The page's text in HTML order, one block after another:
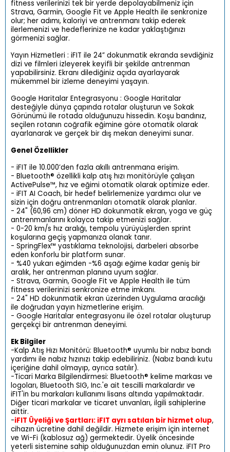
fitness verilerinizi tek bir yerde depolayabilmeniz için
Strava, Garmin, Google Fit ve Apple Health ile senkronize
olur; her adımı, kaloriyi ve antrenmanı takip ederek
ilerlemenizi ve hedeflerinize ne kadar yaklaştığınızı
görmenizi sağlar.
Yayın Hizmetleri : iFIT ile 24” dokunmatik ekranda sevdiğiniz
dizi ve filmleri izleyerek keyifli bir şekilde antrenman
yapabilirsiniz. Ekranı dilediğiniz açıda ayarlayarak
mükemmel bir izleme deneyimi yaşayın.
Google Haritalar Entegrasyonu : Google Haritalar
desteğiyle dünya çapında rotalar oluşturun ve Sokak
Görünümü ile rotada olduğunuzu hissedin. Koşu bandınız,
seçilen rotanın coğrafik eğimine göre otomatik olarak
ayarlanarak ve gerçek bir dış mekan deneyimi sunar.
Genel Özellikler
- iFIT ile 10.000’den fazla akıllı antrenmana erişim.
- Bluetooth® özellikli kalp atış hızı monitörüyle çalışan
ActivePulse™, hız ve eğimi otomatik olarak optimize eder.
- iFIT AI Coach, bir hedef belirlemenize yardımcı olur ve
sizin için doğru antrenmanları otomatik olarak planlar.
- 24" (60,96 cm) döner HD dokunmatik ekran, yoga ve güç
antrenmanlarını kolayca takip etmenizi sağlar.
- 0-20 km/s hız aralığı, tempolu yürüyüşlerden sprint
koşularına geçiş yapmanıza olanak tanır.
- SpringFlex™ yastıklama teknolojisi, darbeleri absorbe
eden konforlu bir platform sunar.
- %40 yukarı eğimden -%6 aşağı eğime kadar geniş bir
aralık, her antrenman planına uyum sağlar.
- Strava, Garmin, Google Fit ve Apple Health ile tüm
fitness verilerinizi senkronize etme imkanı.
- 24" HD dokunmatik ekran üzerinden Uygulama aracılığı
ile doğrudan yayın hizmetlerine erişim.
- Google Haritalar entegrasyonu ile özel rotalar oluşturup
gerçekçi bir antrenman deneyimi.
Ek Bilgiler
-Kalp Atış Hızı Monitörü: Bluetooth® uyumlu bir nabız bandı
yardımı ile nabız hızınızı takip edebiliriniz. (Nabız bandı kutu
içeriğine dahil olmayıp, ayrıca satılır).
-Ticari Marka Bilgilendirmesi: Bluetooth®️ kelime markası ve
logoları, Bluetooth SIG, Inc.'e ait tescilli markalardır ve
iFIT'in bu markaları kullanımı lisans altında yapılmaktadır.
Diğer ticari markalar ve ticaret unvanları, ilgili sahiplerine
aittir.
-iFIT Üyeliği ve Şartları: iFIT ayrı satılan bir hizmet olup,
cihazın ücretine dahil değildir. Hizmete erişim için internet
ve Wi-Fi (kablosuz ağ) germektedir. Üyelik öncesinde
yeterli sistemine sahip olduğunuzdan emin olunuz. iFIT Pro